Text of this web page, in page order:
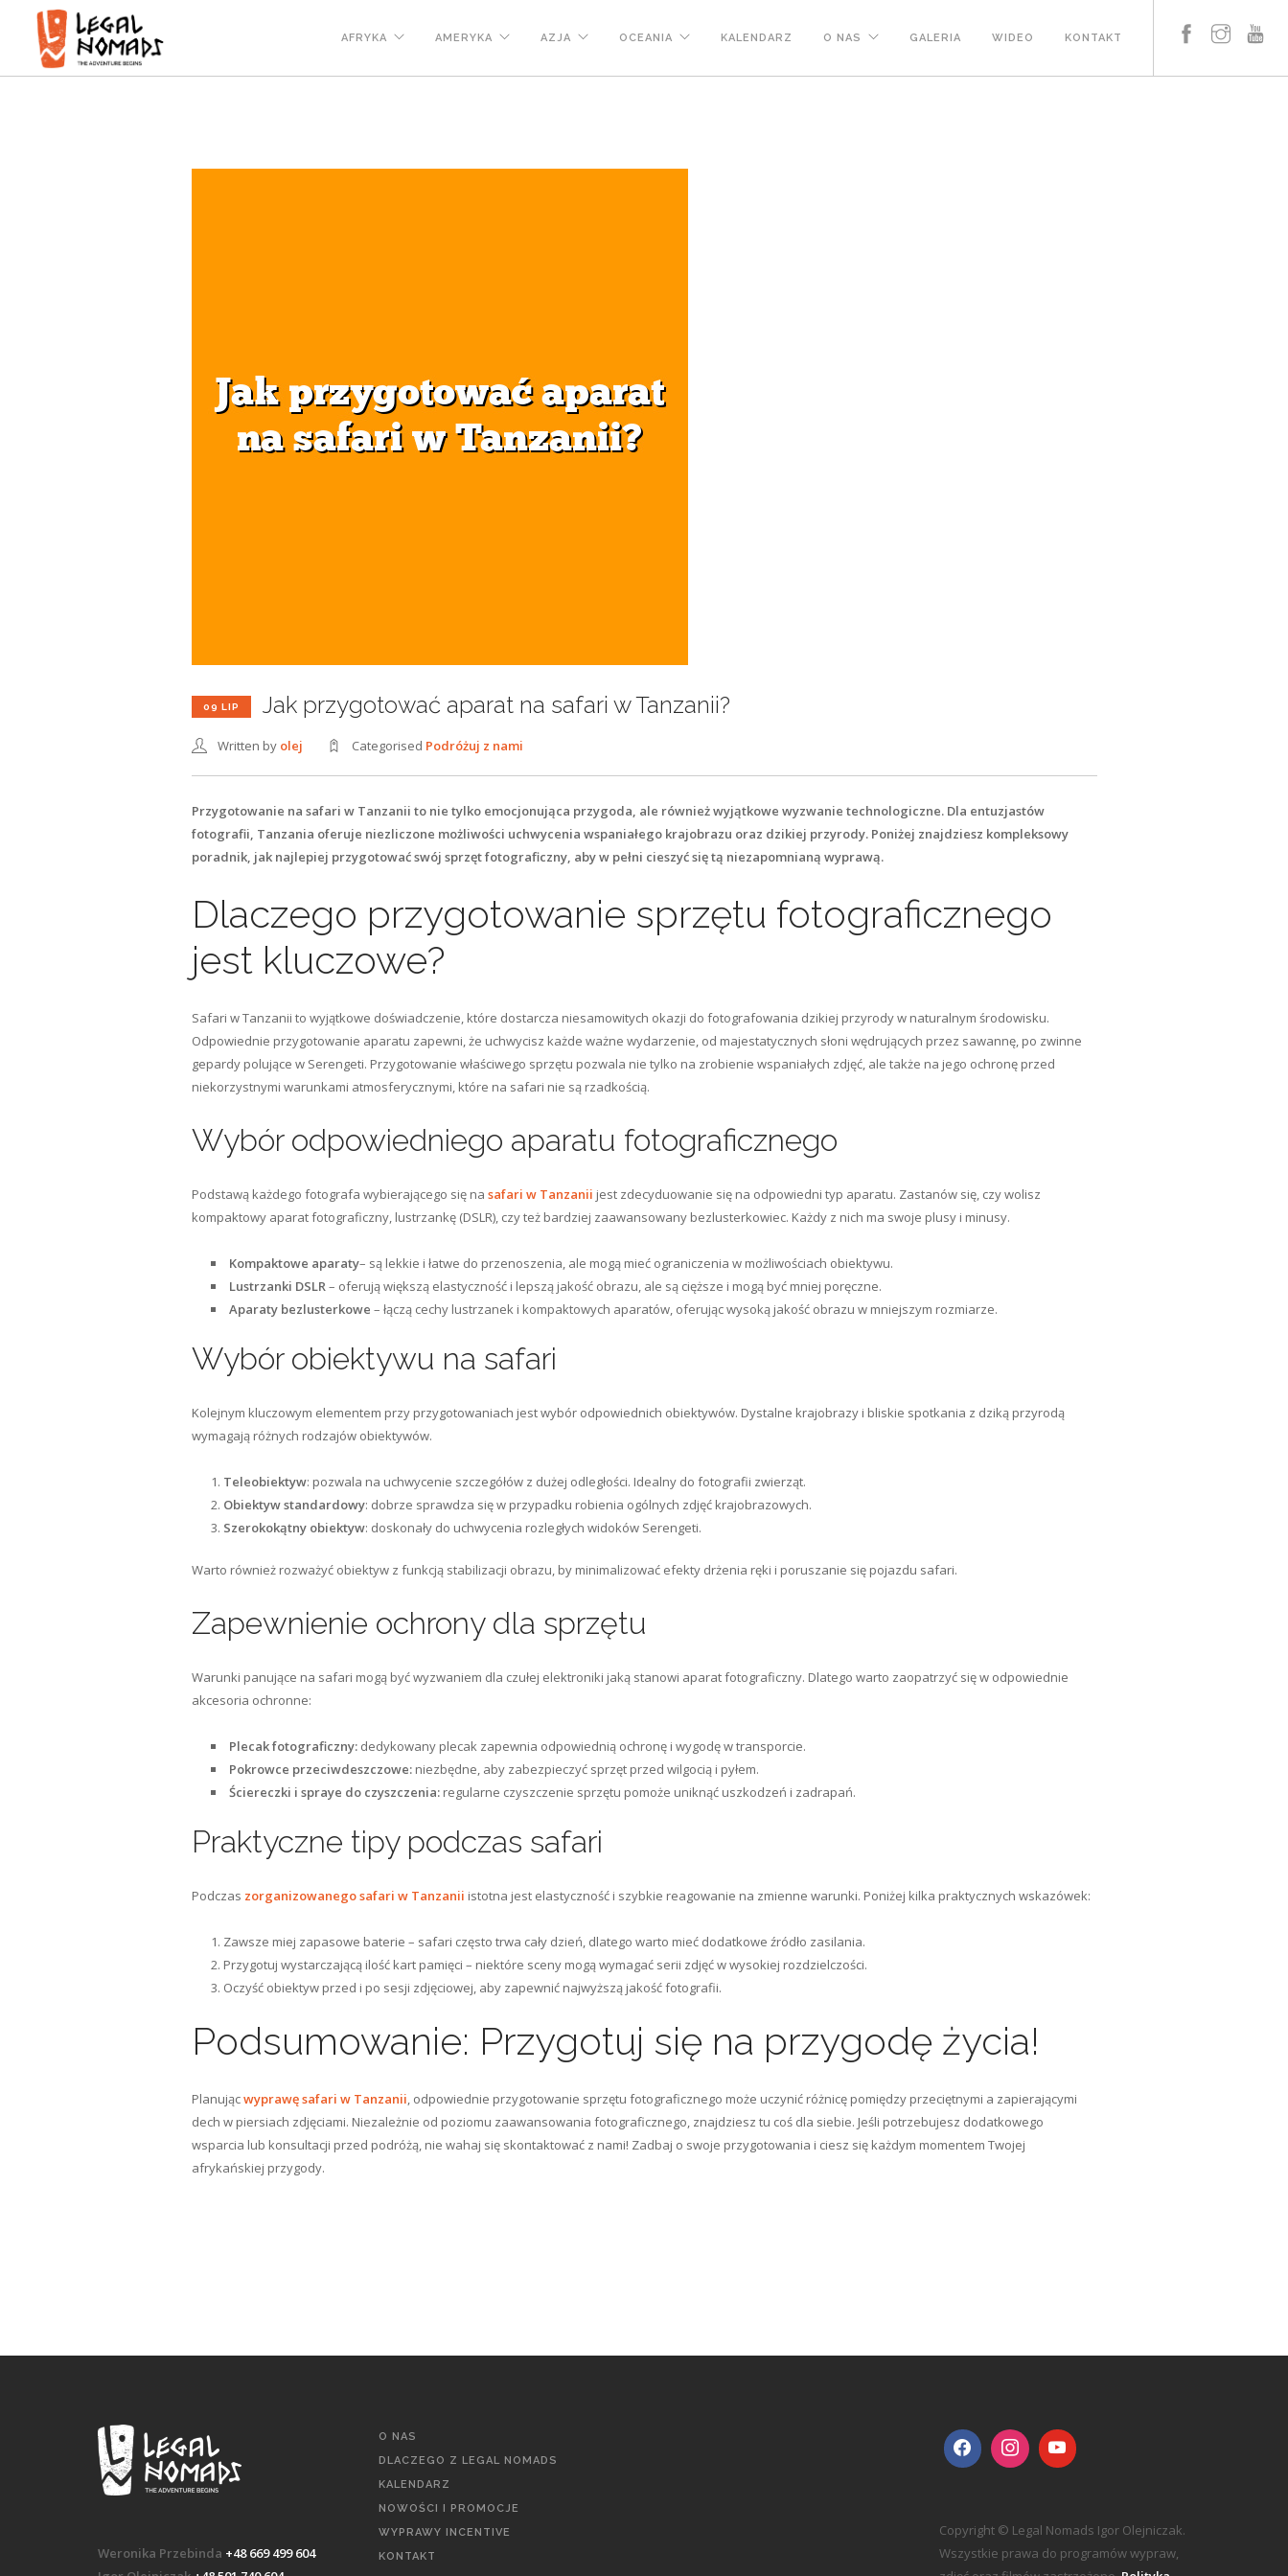
AFRYKA AMERYKA AZJA OCEANIA KALENDARZ O NAS GALERIA WIDEO KONTAKT
09 LIP Jak przygotować aparat na safari w Tanzanii?
Written by olej Categorised Podróżuj z nami
Przygotowanie na safari w Tanzanii to nie tylko emocjonująca przygoda, ale również wyjątkowe wyzwanie technologiczne. Dla entuzjastów
fotografii, Tanzania oferuje niezliczone możliwości uchwycenia wspaniałego krajobrazu oraz dzikiej przyrody. Poniżej znajdziesz kompleksowy
poradnik, jak najlepiej przygotować swój sprzęt fotograficzny, aby w pełni cieszyć się tą niezapomnianą wyprawą.
Dlaczego przygotowanie sprzętu fotograficznego
jest kluczowe?
Safari w Tanzanii to wyjątkowe doświadczenie, które dostarcza niesamowitych okazji do fotografowania dzikiej przyrody w naturalnym środowisku.
Odpowiednie przygotowanie aparatu zapewni, że uchwycisz każde ważne wydarzenie, od majestatycznych słoni wędrujących przez sawannę, po zwinne
gepardy polujące w Serengeti. Przygotowanie właściwego sprzętu pozwala nie tylko na zrobienie wspaniałych zdjęć, ale także na jego ochronę przed
niekorzystnymi warunkami atmosferycznymi, które na safari nie są rzadkością.
Wybór odpowiedniego aparatu fotograficznego
Podstawą każdego fotografa wybierającego się na safari w Tanzanii jest zdecyduowanie się na odpowiedni typ aparatu. Zastanów się, czy wolisz
kompaktowy aparat fotograficzny, lustrzankę (DSLR), czy też bardziej zaawansowany bezlusterkowiec. Każdy z nich ma swoje plusy i minusy.
Kompaktowe aparaty– są lekkie i łatwe do przenoszenia, ale mogą mieć ograniczenia w możliwościach obiektywu.
Lustrzanki DSLR– oferują większą elastyczność i lepszą jakość obrazu, ale są cięższe i mogą być mniej poręczne.
Aparaty bezlusterkowe – łączą cechy lustrzanek i kompaktowych aparatów, oferując wysoką jakość obrazu w mniejszym rozmiarze.
Wybór obiektywu na safari
Kolejnym kluczowym elementem przy przygotowaniach jest wybór odpowiednich obiektywów. Dystalne krajobrazy i bliskie spotkania z dziką przyrodą
wymagają różnych rodzajów obiektywów.
Teleobiektyw: pozwala na uchwycenie szczegółów z dużej odległości. Idealny do fotografii zwierząt.
Obiektyw standardowy: dobrze sprawdza się w przypadku robienia ogólnych zdjęć krajobrazowych.
Szerokokątny obiektyw: doskonały do uchwycenia rozległych widoków Serengeti.
Warto również rozważyć obiektyw z funkcją stabilizacji obrazu, by minimalizować efekty drżenia ręki i poruszanie się pojazdu safari.
Zapewnienie ochrony dla sprzętu
Warunki panujące na safari mogą być wyzwaniem dla czułej elektroniki jaką stanowi aparat fotograficzny. Dlatego warto zaopatrzyć się w odpowiednie
akcesoria ochronne:
Plecak fotograficzny:dedykowany plecak zapewnia odpowiednią ochronę i wygodę w transporcie.
Pokrowce przeciwdeszczowe:niezbędne, aby zabezpieczyć sprzęt przed wilgocią i pyłem.
Ściereczki i spraye do czyszczenia:regularne czyszczenie sprzętu pomoże uniknąć uszkodzeń i zadrapań.
Praktyczne tipy podczas safari
Podczas zorganizowanego safari w Tanzanii istotna jest elastyczność i szybkie reagowanie na zmienne warunki. Poniżej kilka praktycznych wskazówek:
Zawsze miej zapasowe baterie – safari często trwa cały dzień, dlatego warto mieć dodatkowe źródło zasilania.
Przygotuj wystarczającą ilość kart pamięci – niektóre sceny mogą wymagać serii zdjęć w wysokiej rozdzielczości.
Oczyść obiektyw przed i po sesji zdjęciowej, aby zapewnić najwyższą jakość fotografii.
Podsumowanie: Przygotuj się na przygodę życia!
Planującwyprawę safari w Tanzanii, odpowiednie przygotowanie sprzętu fotograficznego może uczynić różnicę pomiędzy przeciętnymi a zapierającymi
dech w piersiach zdjęciami. Niezależnie od poziomu zaawansowania fotograficznego, znajdziesz tu coś dla siebie. Jeśli potrzebujesz dodatkowego
wsparcia lub konsultacji przed podróżą, nie wahaj się skontaktować z nami! Zadbaj o swoje przygotowania i ciesz się każdym momentem Twojej
afrykańskiej przygody.
Weronika Przebinda +48 669 499 604
O NAS
DLACZEGO Z LEGAL NOMADS
KALENDARZ
NOWOŚCI I PROMOCJE
WYPRAWY INCENTIVE
KONTAKT
Copyright © Legal Nomads Igor Olejniczak.
Wszystkie prawa do programów wypraw,